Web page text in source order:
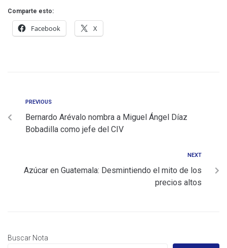
Comparte esto:
Facebook X
PREVIOUS
Bernardo Arévalo nombra a Miguel Ángel Díaz
Bobadilla como jefe del CIV
NEXT
Azúcar en Guatemala: Desmintiendo el mito de los
precios altos
Buscar Nota